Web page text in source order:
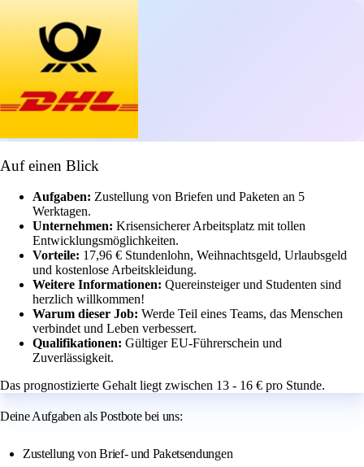
Auf einen Blick
Aufgaben: Zustellung von Briefen und Paketen an 5
Werktagen.
Unternehmen: Krisensicherer Arbeitsplatz mit tollen
Entwicklungsmöglichkeiten.
Vorteile: 17,96 € Stundenlohn, Weihnachtsgeld, Urlaubsgeld
und kostenlose Arbeitskleidung.
Weitere Informationen: Quereinsteiger und Studenten sind
herzlich willkommen!
Warum dieser Job: Werde Teil eines Teams, das Menschen
verbindet und Leben verbessert.
Qualifikationen: Gültiger EU-Führerschein und
Zuverlässigkeit.
Das prognostizierte Gehalt liegt zwischen 13 - 16 € pro Stunde.
Deine Aufgaben als Postbote bei uns:
Zustellung von Brief- und Paketsendungen